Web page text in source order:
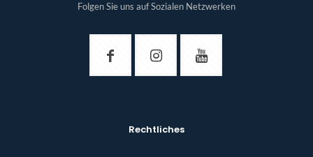
Folgen Sie uns auf Sozialen Netzwerken
Rechtliches